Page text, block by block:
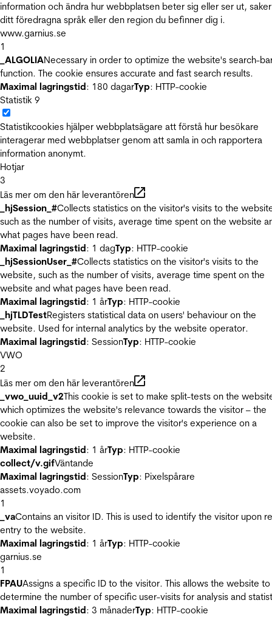
information och ändra hur webbplatsen beter sig eller ser ut,
ditt föredragna språk eller den region du befinner dig i.
www.garnius.se
1
_ALGOLIANecessary in order to optimize the website's search-
function. The cookie ensures accurate and fast search results.
Maximal lagringstid: 180 dagarTyp: HTTP-cookie
Statistik 9
Statistikcookies hjälper webbplatsägare att förstå hur besökare
interagerar med webbplatser genom att samla in och rapportera
information anonymt.
Hotjar
3
Läs mer om den här leverantören
_hjSession_#Collects statistics on the visitor's visits to the
such as the number of visits, average time spent on the website
what pages have been read.
Maximal lagringstid: 1 dagTyp: HTTP-cookie
_hjSessionUser_#Collects statistics on the visitor's visits to the
website, such as the number of visits, average time spent on the
website and what pages have been read.
Maximal lagringstid: 1 årTyp: HTTP-cookie
_hjTLDTestRegisters statistical data on users' behaviour on the
website. Used for internal analytics by the website operator.
Maximal lagringstid: SessionTyp: HTTP-cookie
VWO
2
Läs mer om den här leverantören
_vwo_uuid_v2This cookie is set to make split-tests on the
which optimizes the website's relevance towards the visitor – the
cookie can also be set to improve the visitor's experience on a
website.
Maximal lagringstid: 1 årTyp: HTTP-cookie
collect/v.gifVäntande
Maximal lagringstid: SessionTyp: Pixelspårare
assets.voyado.com
1
_vaContains an visitor ID. This is used to identify the visitor upon
entry to the website.
Maximal lagringstid: 1 årTyp: HTTP-cookie
garnius.se
1
FPAUAssigns a specific ID to the visitor. This allows the website to
determine the number of specific user-visits for analysis and
Maximal lagringstid: 3 månaderTyp: HTTP-cookie